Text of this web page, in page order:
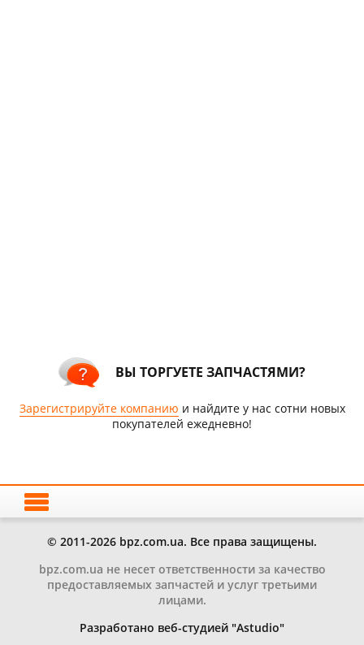
ВЫ ТОРГУЕТЕ ЗАПЧАСТЯМИ?
Зарегистрируйте компанию и найдите у нас сотни новых
покупателей ежедневно!
© 2011-2026 bpz.com.ua. Все права защищены.
bpz.com.ua не несет ответственности за качество
предоставляемых запчастей и услуг третьими
лицами.
Разработано веб-студией "Astudio"